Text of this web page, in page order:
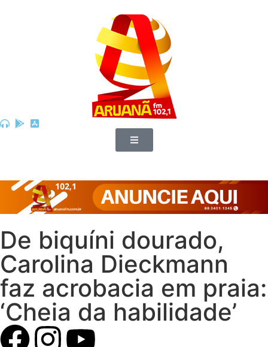
De biquíni dourado,
Carolina Dieckmann
faz acrobacia em praia:
‘Cheia da habilidade’